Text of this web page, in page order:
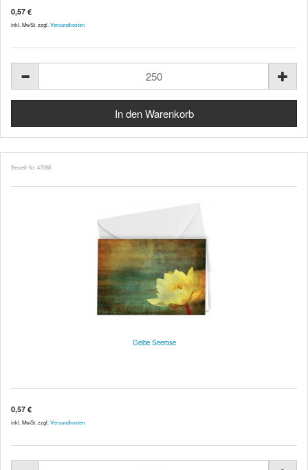
0,57 €
inkl. MwSt. zzgl. Versandkosten
Bestell-Nr. 47088
Gelbe Seerose
0,57 €
inkl. MwSt. zzgl. Versandkosten